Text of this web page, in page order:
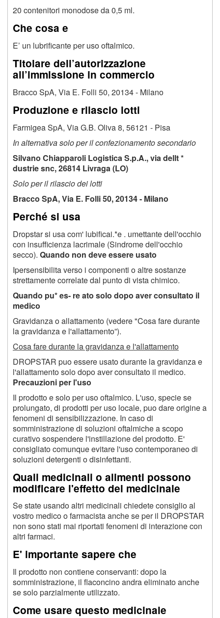
20 contenitori monodose da 0,5 ml.
Che cosa e
E’ un lubrificante per uso oftalmico.
Titolare dell’autorizzazione
all’immissione in commercio
Bracco SpA, Via E. Folli 50, 20134 - Milano
Produzione e rilascio lotti
Farmigea SpA, Via G.B. Oliva 8, 56121 - Pisa
In alternativa solo per il confezionamento secondario
Silvano Chiapparoli Logistica S.p.A., via dellt *
dustrie snc, 26814 Livraga (LO)
Solo per il rilascio dei lotti
Bracco SpA, Via E. Folli 50, 20134 - Milano
Perché si usa
Dropstar si usa com' lubificai.*e . umettante dell'occhio
con insufficienza lacrimale (Sindrome dell'occhio
secco). Quando non deve essere usato
Ipersensibilita verso i componenti o altre sostanze
strettamente correlate dal punto di vista chimico.
Quando pu* es- re ato solo dopo aver consultato il
medico
Gravidanza o allattamento (vedere "Cosa fare durante
la gravidanza e l'allattamento”).
Cosa fare durante la gravidanza e l'allattamento
DROPSTAR puo essere usato durante la gravidanza e
l'allattamento solo dopo aver consultato il medico.
Precauzioni per l'uso
Il prodotto e solo per uso oftalmico. L'uso, specie se
prolungato, di prodotti per uso locale, puo dare origine a
fenomeni di sensibilizzazione. In caso di
somministrazione di soluzioni oftalmiche a scopo
curativo sospendere l'instillazione del prodotto. E'
consigliato comunque evitare l'uso contemporaneo di
soluzioni detergenti o disinfettanti.
Quali medicinali o alimenti possono
modificare l'effetto del medicinale
Se state usando altri medicinali chiedete consiglio al
vostro medico o farmacista anche se per il DROPSTAR
non sono stati mai riportati fenomeni di interazione con
altri farmaci.
E' importante sapere che
Il prodotto non contiene conservanti: dopo la
somministrazione, il flaconcino andra eliminato anche
se solo parzialmente utilizzato.
Come usare questo medicinale